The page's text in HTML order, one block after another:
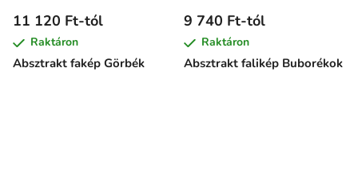
Absztrakt fakép Görbék
11 120 Ft-tól
Raktáron
Absztrakt falikép Buborékok
9 740 Ft-tól
Raktáron